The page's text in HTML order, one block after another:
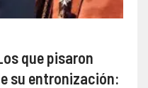
que pisaron
su entronización: